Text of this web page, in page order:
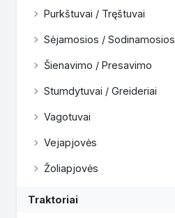
Purkštuvai / Tręštuvai
Sėjamosios / Sodinamosios
Šienavimo / Presavimo
Stumdytuvai / Greideriai
Vagotuvai
Vejapjovės
Žoliapjovės
Traktoriai